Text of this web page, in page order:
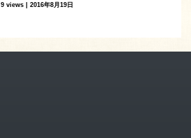
9 views 2016年8月19日